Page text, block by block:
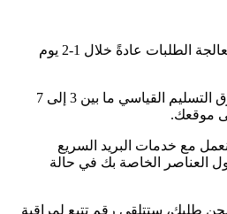
: تتم معالجة الطلبات عادةً خلال 1-2 يوم
يستغرق التسليم القياسي ما بين 3 إلى 7
موقعك.
مع خدمات البريد السريع
العناصر الخاصة بك في حالة
طلبك، ستتلقى رقم تتبع لمراقبة